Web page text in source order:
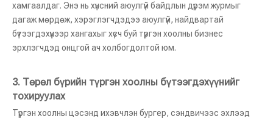
хамгаалдаг. Энэ нь хүнсний аюулгүй байдлын дүрэм журмыг
дагаж мөрдөж, хэрэглэгчдэдээ аюулгүй, найдвартай
бүтээгдэхүүнээр хангахыг хүсч буй түргэн хоолны бизнес
эрхлэгчдэд онцгой ач холбогдолтой юм.
3. Төрөл бүрийн түргэн хоолны бүтээгдэхүүнийг
тохируулах
Түргэн хоолны цэсэнд ихэвчлэн бургер, сэндвичээс эхлээд